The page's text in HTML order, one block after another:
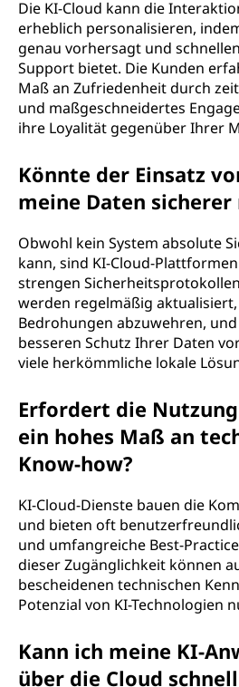
Die KI-Cloud kann die
erheblich personalisieren,
genau vorhersagt und
Support bietet. Die Kunden
Maß an Zufriedenheit durch
und maßgeschneidertes
ihre Loyalität gegenüber Ihrer
Könnte der Einsatz
meine Daten sicherer
Obwohl kein System absolute
kann, sind KI-Cloud-
strengen
werden regelmäßig
Bedrohungen abzuwehren,
besseren Schutz Ihrer Daten
viele herkömmliche lokale
Erfordert die
ein hohes Maß an
Know-how?
KI-Cloud-Dienste bauen die
und bieten oft
und umfangreiche Best-
dieser Zugänglichkeit können
bescheidenen technischen
Potenzial von KI-Technologien
Kann ich meine KI-
über die Cloud